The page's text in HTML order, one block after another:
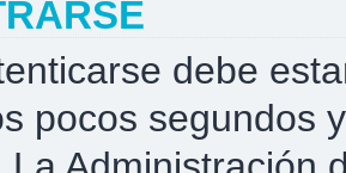
debe
pocos segundos